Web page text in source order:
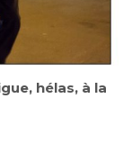
hélas, à la